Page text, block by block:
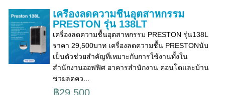
เครื่องลดความชื้นอุตสาหกรรม
PRESTON รุ่น 138LT
เครื่องลดความชื้นอุตสาหกรรม PRESTON รุ่น138L
ราคา 29,500บาท เครื่องลดความชื้น PRESTONนับ
เป็นตัวช่วยสำคัญที่เหมาะกับการใช้งานทั้งใน
สำนักงานออฟฟิศ อาคารสำนักงาน คอนโดและบ้าน
ช่วยลดคว...
฿29,500